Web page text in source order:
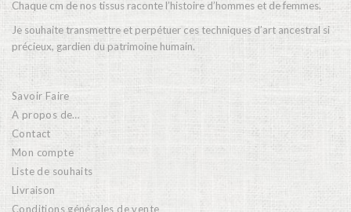
Chaque cm de nos tissus raconte l’histoire d’hommes et de femmes.
Je souhaite transmettre et perpétuer ces techniques d’art ancestral si
précieux, gardien du patrimoine humain.
Savoir Faire
A propos de…
Contact
Mon compte
Liste de souhaits
Livraison
Conditions générales de vente